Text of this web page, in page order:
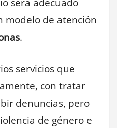
de atención
.
servicios que
con tratar
denuncias, pero
de género e